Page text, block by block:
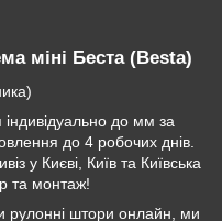
міні Беста (Besta)
індивідуально до мм за
до 4 робочих днів.
у Києві, Київ та Київська
та монтаж!
рулонні штори онлайн, ми